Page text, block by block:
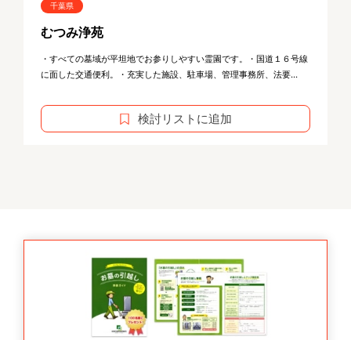
千葉県
むつみ浄苑
・すべての墓域が平坦地でお参りしやすい霊園です。・国道１６号線
に面した交通便利。・充実した施設、駐車場、管理事務所、法要...
検討リストに追加